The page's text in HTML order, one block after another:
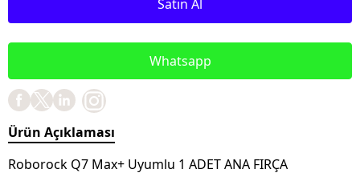
Satın Al
Whatsapp
Ürün Açıklaması
Roborock Q7 Max+ Uyumlu 1 ADET ANA FIRÇA